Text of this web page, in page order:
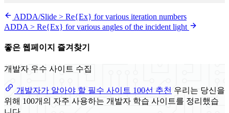
ADDA/Slide > Re{Ex} for various iteration numbers
ADDA > Re{Ex} for various angles of the incident light
좋은 웹페이지 즐겨찾기
개발자 우수 사이트 수집
개발자가 알아야 할 필수 사이트 100선 추천 우리는 당신을
위해 100개의 자주 사용하는 개발자 학습 사이트를 정리했습